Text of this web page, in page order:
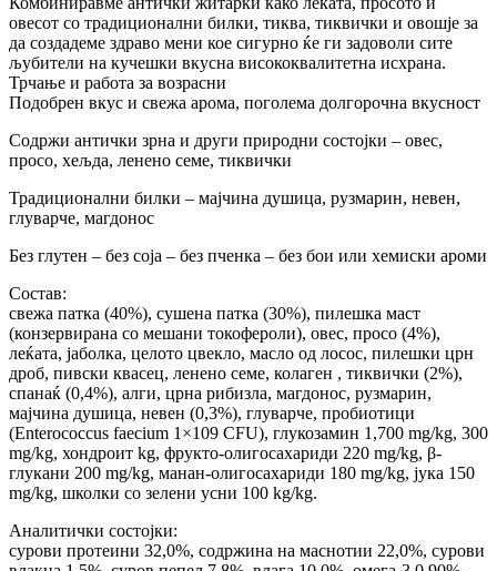
овесот со традиционални билки, тиква, тиквички и овошје за
да создадеме здраво мени кое сигурно ќе ги задоволи сите
љубители на кучешки вкусна висококвалитетна исхрана.
Трчање и работа за возрасни
Подобрен вкус и свежа арома, поголема долгорочна вкусност
Содржи антички зрна и други природни состојки – овес,
просо, хељда, ленено семе, тиквички
Традиционални билки – мајчина душица, рузмарин, невен,
глуварче, магдонос
Без глутен – без соја – без пченка – без бои или хемиски ароми
Состав:
свежа патка (40%), сушена патка (30%), пилешка маст
(конзервирана со мешани токофероли), овес, просо (4%),
леќата, јаболка, целото цвекло, масло од лосос, пилешки црн
дроб, пивски квасец, ленено семе, колаген , тиквички (2%),
спанаќ (0,4%), алги, црна рибизла, магдонос, рузмарин,
мајчина душица, невен (0,3%), глуварче, пробиотици
(Enterococcus faecium 1×109 CFU), глукозамин 1,700 mg/kg, 300
mg/kg, хондроит kg, фрукто-олигосахариди 220 mg/kg, β-
глукани 200 mg/kg, манан-олигосахариди 180 mg/kg, јука 150
mg/kg, школки со зелени усни 100 kg/kg.
Аналитички состојки:
сурови протеини 32,0%, содржина на маснотии 22,0%, сурови